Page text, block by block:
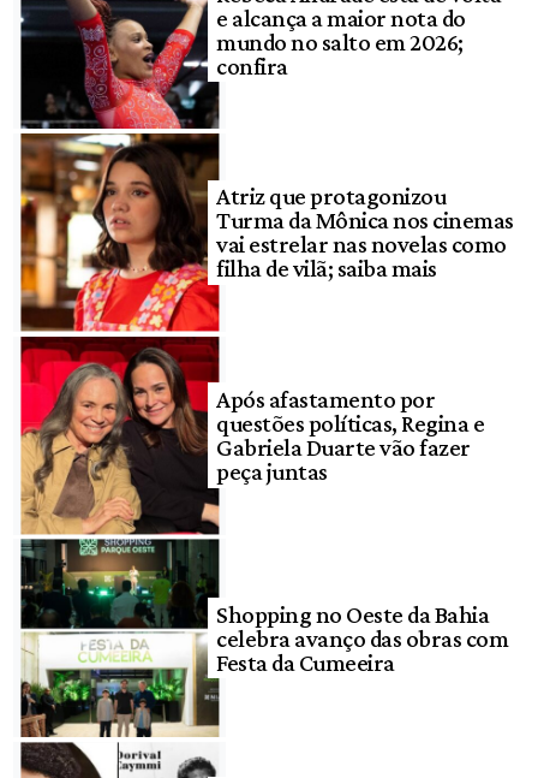
e alcança a maior nota do
mundo no salto em 2026;
confira
Atriz que protagonizou
Turma da Mônica nos cinemas
vai estrelar nas novelas como
filha de vilã; saiba mais
Após afastamento por
questões políticas, Regina e
Gabriela Duarte vão fazer
peça juntas
Shopping no Oeste da Bahia
celebra avanço das obras com
Festa da Cumeeira